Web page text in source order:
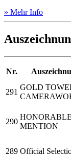
» Mehr Info
Nr.
291
GOLD
290
HONORABLE
MENTION
289 Official